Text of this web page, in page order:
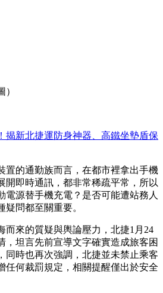
揭新北捷運防身神器、高鐵坐墊盾保
置的通勤族而言，在都市裡拿出手機
開即時通訊，都非常稀疏平常，所以
電源替手機充電？是否可能遭站務人
疑問都至關重要。
而來的質疑與輿論壓力，北捷1月24
，坦言先前宣導文字確實造成旅客困
同時也再次強調，北捷並未禁止乘客
任何裁罰規定，相關提醒僅出於安全